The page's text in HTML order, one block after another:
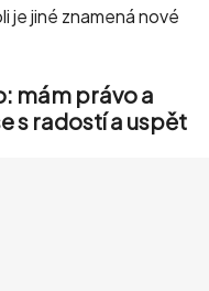
je jiné znamená nové
mám právo a
s radostí a uspět